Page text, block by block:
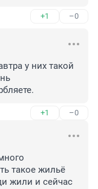
+1 –0
у них такой
+1 –0
такое жильё
жили и сейчас